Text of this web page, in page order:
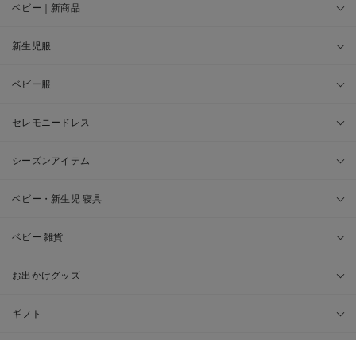
ベビー｜新商品
新生児服
ベビー服
セレモニードレス
シーズンアイテム
ベビー・新生児 寝具
ベビー 雑貨
お出かけグッズ
ギフト